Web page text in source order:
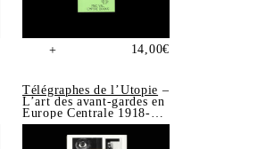
+ 14,00€
Télégraphes de l’Utopie –
L’art des avant-gardes en
Europe Centrale 1918-
1939, Sonia de Puineuf